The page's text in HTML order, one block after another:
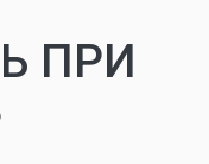
ПРИ